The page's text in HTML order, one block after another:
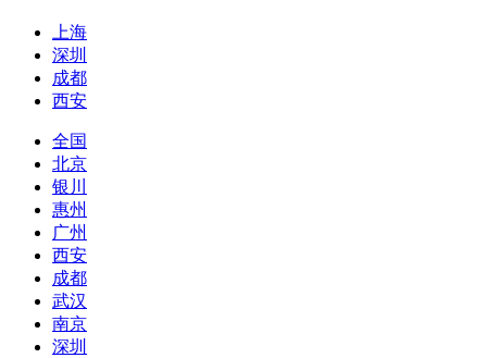
上海
深圳
成都
西安
全国
北京
银川
惠州
广州
西安
成都
武汉
南京
深圳